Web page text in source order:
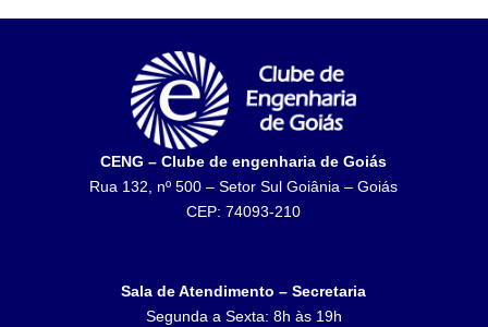
CENG – Clube de engenharia de Goiás
Rua 132, nº 500 – Setor Sul Goiânia – Goiás
CEP: 74093-210
Sala de Atendimento – Secretaria
Segunda a Sexta: 8h às 19h